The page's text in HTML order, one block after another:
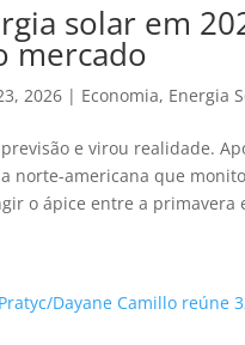
solar em
mercado
2026 | Economia, Energia
e virou realidade.
norte-americana que
o ápice entre a primavera